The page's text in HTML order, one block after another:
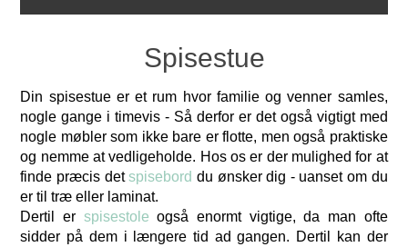
Spisestue
Din spisestue er et rum hvor familie og venner samles,
nogle gange i timevis - Så derfor er det også vigtigt med
nogle møbler som ikke bare er flotte, men også praktiske
og nemme at vedligeholde. Hos os er der mulighed for at
finde præcis detspisebord du ønsker dig - uanset om du
er til træ eller laminat.
Dertil er spisestole også enormt vigtige, da man ofte
sidder på dem i længere tid ad gangen. Dertil kan der